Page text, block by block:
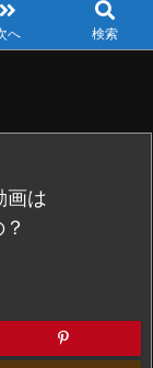
へ 検索
画は